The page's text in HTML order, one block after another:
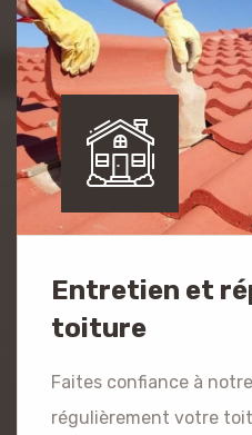
Entretien et
toiture
Faites confiance à
régulièrement votre